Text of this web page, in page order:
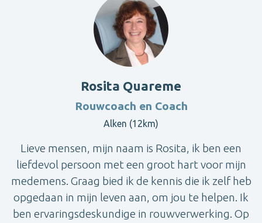
Rosita Quareme
Rouwcoach en Coach
Alken (12km)
Lieve mensen, mijn naam is Rosita, ik ben een
liefdevol persoon met een groot hart voor mijn
medemens. Graag bied ik de kennis die ik zelf heb
opgedaan in mijn leven aan, om jou te helpen. Ik
ben ervaringsdeskundige in rouwverwerking. Op